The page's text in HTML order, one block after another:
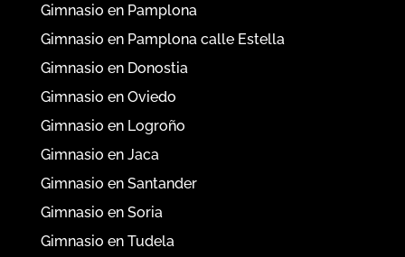
Gimnasio en Pamplona
Gimnasio en Pamplona calle Estella
Gimnasio en Donostia
Gimnasio en Oviedo
Gimnasio en Logroño
Gimnasio en Jaca
Gimnasio en Santander
Gimnasio en Soria
Gimnasio en Tudela